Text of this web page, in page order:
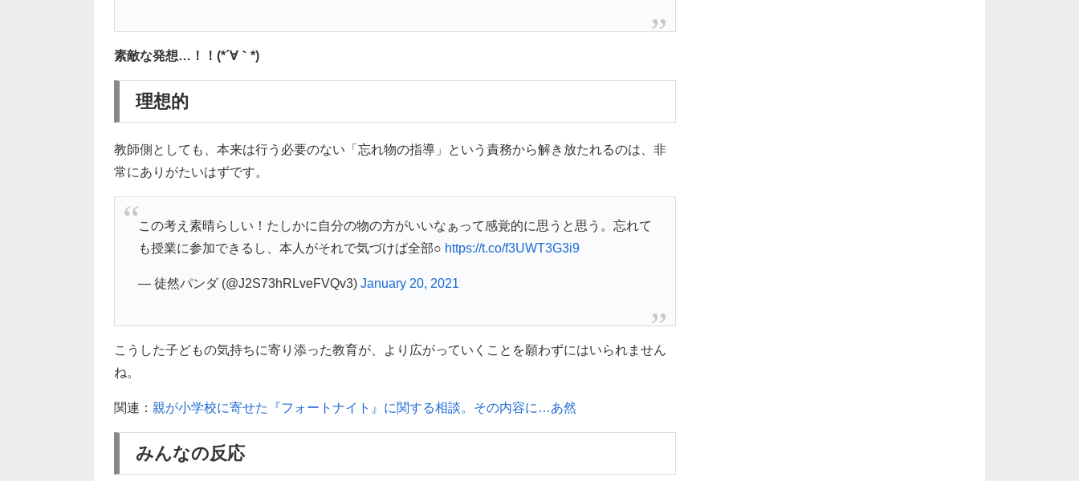
素敵な発想…！！(*´∀｀*)
理想的
教師側としても、本来は行う必要のない「忘れ物の指導」という責務から解き放たれるのは、非
常にありがたいはずです。
この考え素晴らしい！たしかに自分の物の方がいいなぁって感覚的に思うと思う。忘れて
も授業に参加できるし、本人がそれで気づけば全部○ https://t.co/f3UWT3G3i9
— 徒然パンダ (@J2S73hRLveFVQv3) January 20, 2021
こうした子どもの気持ちに寄り添った教育が、より広がっていくことを願わずにはいられません
ね。
関連： 親が小学校に寄せた『フォートナイト』に関する相談。その内容に…あ然
みんなの反応